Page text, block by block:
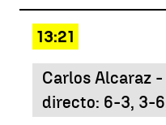
13:21
Carlos Alcaraz
directo: 6-3, 3-